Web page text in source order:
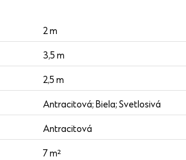
2 m
3,5 m
2,5 m
Antracitová; Biela; Svetlosivá
Antracitová
7 m²